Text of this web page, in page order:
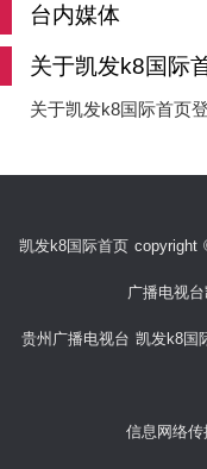
台内媒体
关于凯发k8国际
关于凯发k8国际首页
凯发k8国际首页 copyright
广播电视
贵州广播电视台 凯发k8国
信息网络传